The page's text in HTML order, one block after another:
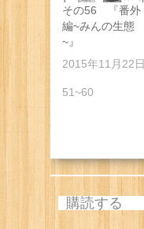
その56 『番外
編~みんの生態
~』
2015年11月22日
51~60
購読する